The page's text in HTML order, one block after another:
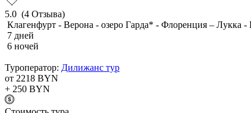
5.0 (4 Отзыва)
Клагенфурт - Верона - озеро Гарда* - Флоренция – Лукка
7 дней
6 ночей
Туроператор: Дилижанс тур
от 2218 BYN
+ 250 BYN